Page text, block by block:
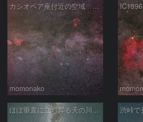
カシオペア座付近の空域 260720
momonako
ほぼ垂直に立ち昇る天の川銀河